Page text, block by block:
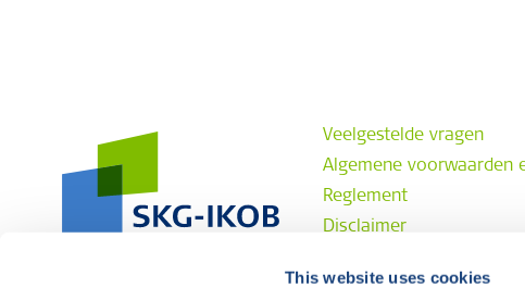
This website uses cookies
Veelgestelde vragen
Algemene voorwaarden
Reglement
Disclaimer